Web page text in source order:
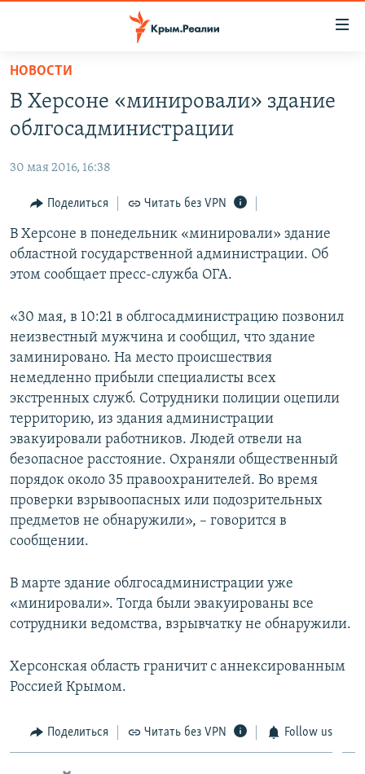
Вернуться
основному
содержанию
навигации
Вернутся
поиску
СПЕЦПРОЕКТЫ
КАРТА ВОЕННЫХ ОБЪЕКТОВ КРЫМА
11 ЛЕТ ОККУПАЦИИ КРЫМА. 11 ИСТОРИЙ СОПРОТИВЛЕНИЯ
ИСТОРИЯ
ЕЩЕ
ИНТЕРАКТИВ
СОВЕТЫ ПРАВОЗАЩИТНИКОВ
ПРОПАВШИЕ БЕЗ ВЕСТИ
ПОБЕДИТЕЛЕЙ НЕ СУДЯТ?
КРЫМ.НЕПОКОРЕННЫЙ
ELIFBE
УКРАИНСКАЯ ПРОБЛЕМА КРЫМА
РАДІО СВОБОДА
КАК ОБОЙТИ БЛОКИРОВКУ
Qırımtatar
ПРИСОЕДИНЯЙТЕСЬ!
Все сайты RFE/RL
НОВОСТИ
В Херсоне «минировали» здание
облгосадминистрации
30 мая 2016, 16:38
Поделиться Читать без VPN
В Херсоне в понедельник «минировали» здание
областной государственной администрации. Об
этом сообщает пресс-служба ОГА.
«30 мая, в 10:21 в облгосадминистрацию позвонил
неизвестный мужчина и сообщил, что здание
заминировано. На место происшествия
немедленно прибыли специалисты всех
экстренных служб. Сотрудники полиции оцепили
территорию, из здания администрации
эвакуировали работников. Людей отвели на
безопасное расстояние. Охраняли общественный
порядок около 35 правоохранителей. Во время
проверки взрывоопасных или подозрительных
предметов не обнаружили», – говорится в
сообщении.
В марте здание облгосадминистрации уже
«минировали». Тогда были эвакуированы все
сотрудники ведомства, взрывчатку не обнаружили.
Херсонская область граничит с аннексированным
Россией Крымом.
Поделиться Читать без VPN Follow us